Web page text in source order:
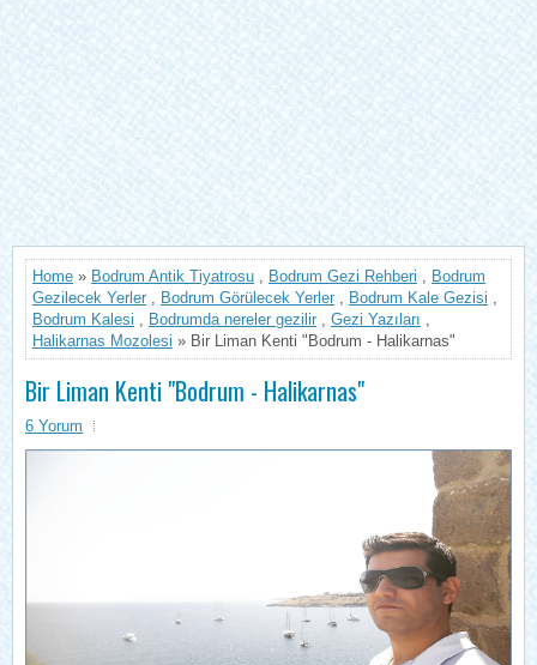
Home » Bodrum Antik Tiyatrosu , Bodrum Gezi Rehberi , Bodrum
Gezilecek Yerler , Bodrum Görülecek Yerler , Bodrum Kale Gezisi ,
Bodrum Kalesi , Bodrumda nereler gezilir , Gezi Yazıları ,
Halikarnas Mozolesi » Bir Liman Kenti "Bodrum - Halikarnas"
Bir Liman Kenti "Bodrum - Halikarnas"
6 Yorum